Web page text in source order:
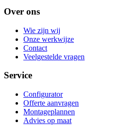
Over ons
Wie zijn wij
Onze werkwijze
Contact
Veelgestelde vragen
Service
Configurator
Offerte aanvragen
Montageplannen
Advies op maat